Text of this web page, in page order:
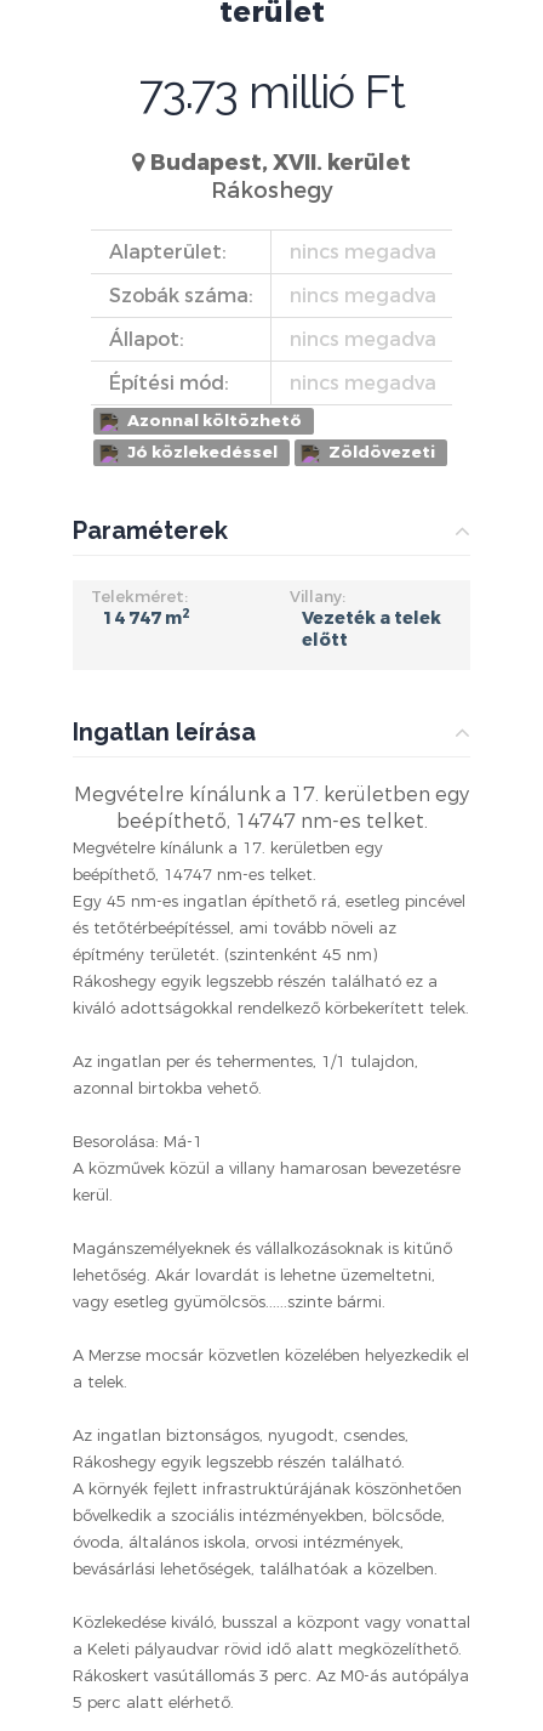
terület
73.73 millió Ft
Budapest, XVII. kerület
Rákoshegy
Alapterület:
nincs megadva
Szobák száma:
nincs megadva
Állapot:
nincs megadva
Építési mód:
nincs megadva
Azonnal költözhető
Jó közlekedéssel
Zöldövezeti
Paraméterek
Telekméret:
14 747 m2
Villany:
Vezeték a telek
előtt
Ingatlan leírása
Megvételre kínálunk a 17. kerületben egy
beépíthető, 14747 nm-es telket.
Megvételre kínálunk a 17. kerületben egy
beépíthető, 14747 nm-es telket.
Egy 45 nm-es ingatlan építhető rá, esetleg pincével
és tetőtérbeépítéssel, ami tovább növeli az
építmény területét. (szintenként 45 nm)
Rákoshegy egyik legszebb részén található ez a
kiváló adottságokkal rendelkező körbekerített telek.
Az ingatlan per és tehermentes, 1/1 tulajdon,
azonnal birtokba vehető.
Besorolása: Má-1
A közművek közül a villany hamarosan bevezetésre
kerül.
Magánszemélyeknek és vállalkozásoknak is kitűnő
lehetőség. Akár lovardát is lehetne üzemeltetni,
vagy esetleg gyümölcsös......szinte bármi.
A Merzse mocsár közvetlen közelében helyezkedik el
a telek.
Az ingatlan biztonságos, nyugodt, csendes,
Rákoshegy egyik legszebb részén található.
A környék fejlett infrastruktúrájának köszönhetően
bővelkedik a szociális intézményekben, bölcsőde,
óvoda, általános iskola, orvosi intézmények,
bevásárlási lehetőségek, találhatóak a közelben.
Közlekedése kiváló, busszal a központ vagy vonattal
a Keleti pályaudvar rövid idő alatt megközelíthető.
Rákoskert vasútállomás 3 perc. Az M0-ás autópálya
5 perc alatt elérhető.